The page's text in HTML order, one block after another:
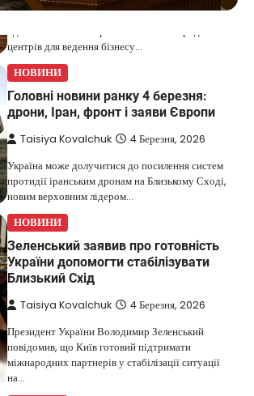
Дубай протягом багатьох років утримує статус
одного з найбільш привабливих міжнародних
центрів для ведення бізнесу…
НОВИНИ
Головні новини ранку 4 березня:
дрони, Іран, фронт і заяви Європи
Taisiya Kovalchuk 4 Березня, 2026
Україна може долучитися до посилення систем
протидії іранським дронам на Близькому Сході,
новим верховним лідером…
НОВИНИ
Зеленський заявив про готовність
України допомогти стабілізувати
Близький Схід
Taisiya Kovalchuk 4 Березня, 2026
Президент України Володимир Зеленський
повідомив, що Київ готовий підтримати
міжнародних партнерів у стабілізації ситуації
на…